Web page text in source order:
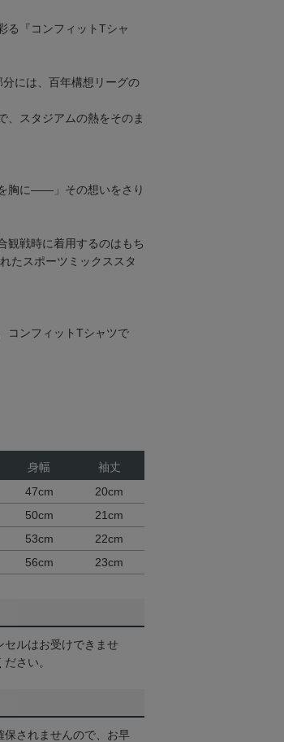
る『コンフィットTシャ
には、百年構想リーグの
、スタジアムの熱をそのま
胸に――」その想いをさり
観戦時に着用するのはもち
たスポーツミックススタ
コンフィットTシャツで
身幅
袖丈
47cm
20cm
50cm
21cm
53cm
22cm
56cm 23cm
ルはお受けできませ
さい。
保されませんので、お早